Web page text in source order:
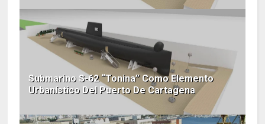
Submarino S-62 “Tonina” Como Elemento
Urbanístico Del Puerto De Cartagena